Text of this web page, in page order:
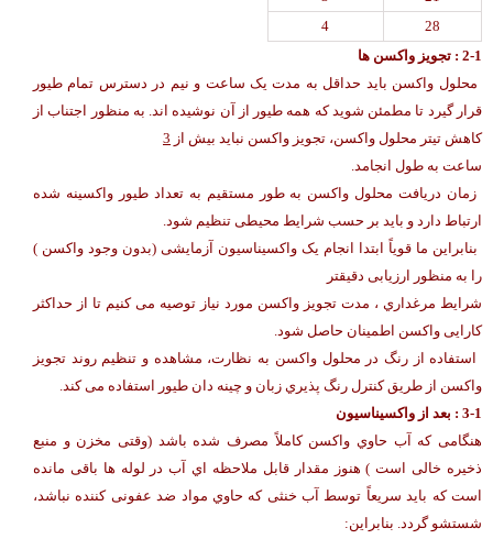
28
4
2-1 : تجویز واکسن ها
محلول واکسن باید حداقل به مدت یک ساعت و نیم در دسترس تمام طیور
قرار گیرد تا مطمئن شوید که همه طیور از آن نوشیده اند. به منظور اجتناب از
کاهش تیتر محلول واکسن، تجویز واکسن نباید بیش از 3
ساعت به طول انجامد.
زمان دریافت محلول واکسن به طور مستقیم به تعداد طیور واکسینه شده
ارتباط دارد و باید بر حسب شرایط محیطی تنظیم شود.
بنابراین ما قویاً ابتدا انجام یک واکسیناسیون آزمایشی (بدون وجود واکسن )
را به منظور ارزیابی دقیقتر
شرایط مرغداري ، مدت تجویز واکسن مورد نیاز توصیه می کنیم تا از حداکثر
کارایی واکسن اطمینان حاصل شود.
استفاده از رنگ در محلول واکسن به نظارت، مشاهده و تنظیم روند تجویز
واکسن از طریق کنترل رنگ پذیري زبان و چینه دان طیور استفاده می کند.
3-1 : بعد از واکسیناسیون
هنگامی که آب حاوي واکسن کاملاً مصرف شده باشد (وقتی مخزن و منبع
ذخیره خالی است ) هنوز مقدار قابل ملاحظه اي آب در لوله ها باقی مانده
است که باید سریعاً توسط آب خنثی که حاوي مواد ضد عفونی کننده نباشد،
شستشو گردد. بنابراین: